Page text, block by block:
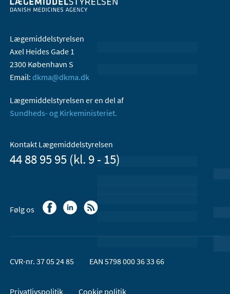
Lægemiddelstyrelsen
Axel Heides Gade 1
2300 København S
Email: dkma@dkma.dk
Lægemiddelstyrelsen er en del af
Sundheds- og Kirkeministeriet.
Kontakt Lægemiddelstyrelsen
44 88 95 95 (kl. 9 - 15)
Følg os
CVR-nr. 37 05 24 85 EAN 5798 000 36 33 66
Privatlivspolitik Cookie politik